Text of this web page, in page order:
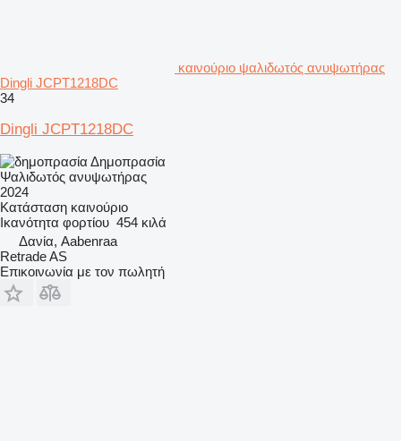
καινούριο ψαλιδωτός ανυψωτήρας
Dingli JCPT1218DC
34
Dingli JCPT1218DC
Δημοπρασία
Ψαλιδωτός ανυψωτήρας
2024
Κατάσταση καινούριο
Ικανότητα φορτίου 454 κιλά
Δανία, Aabenraa
Retrade AS
Επικοινωνία με τον πωλητή